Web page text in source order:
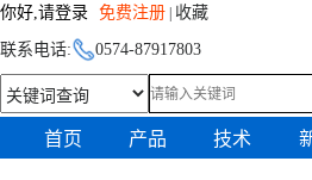
你好,请登录 免费注册 收藏
联系电话: 0574-87917803
首页 产品 技术